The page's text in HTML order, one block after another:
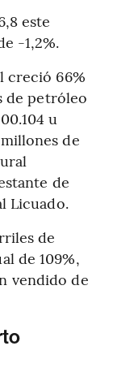
este
-1,2%.
creció 66%
de petróleo
u
de
de
Licuado.
de
de 109%,
vendido de